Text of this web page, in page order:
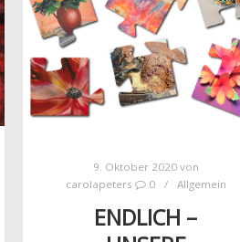
9. Oktober 2020von
carolapeters
0 Allgemein
ENDLICH –